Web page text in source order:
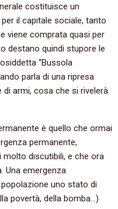
costituisce un
il capitale sociale, tanto
viene comprata quasi per
destano quindi stupore le
“Bussola
parla di una ripresa
armi, cosa che si rivelerà
è quello che ormai
permanente,
discutibili, e che ora
Una emergenza
uno stato di
povertà, della bomba…)